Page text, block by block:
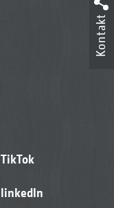
TikTok
linkedIn
Kontakt